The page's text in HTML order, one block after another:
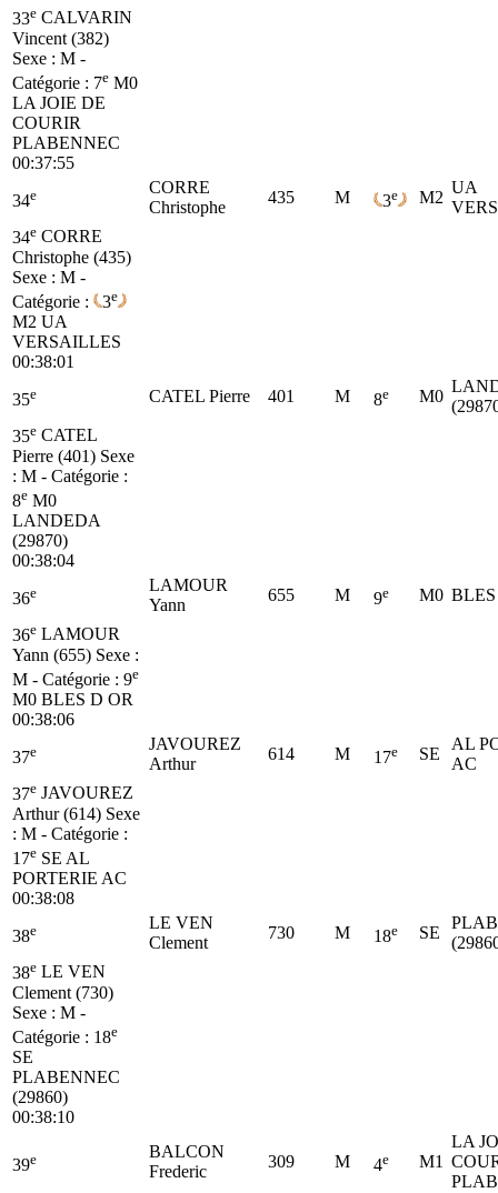
33e CALVARIN
Vincent (382)
Sexe : M -
Catégorie : 7e M0
LA JOIE DE
COURIR
PLABENNEC
00:37:55
34e
CORRE
Christophe
435 M 3e M2
UA
34e CORRE
Christophe (435)
Sexe : M -
Catégorie :
3e
M2 UA
VERSAILLES
00:38:01
35e CATEL Pierre 401 M 8e M0
35e CATEL
Pierre (401) Sexe
: M - Catégorie :
8e M0
LANDEDA
(29870)
00:38:04
36e
LAMOUR
Yann
655 M 9e M0
36e LAMOUR
Yann (655) Sexe :
M - Catégorie : 9e
M0 BLES D OR
00:38:06
37e
JAVOUREZ
Arthur
614 M 17e SE
AL
AC
37e JAVOUREZ
Arthur (614) Sexe
: M - Catégorie :
17e SE AL
PORTERIE AC
00:38:08
38e
LE VEN
Clement
730 M 18e SE
38e LE VEN
Clement (730)
Sexe : M -
Catégorie : 18e
SE
PLABENNEC
(29860)
00:38:10
39e
BALCON
Frederic
309 M 4e M1
LA